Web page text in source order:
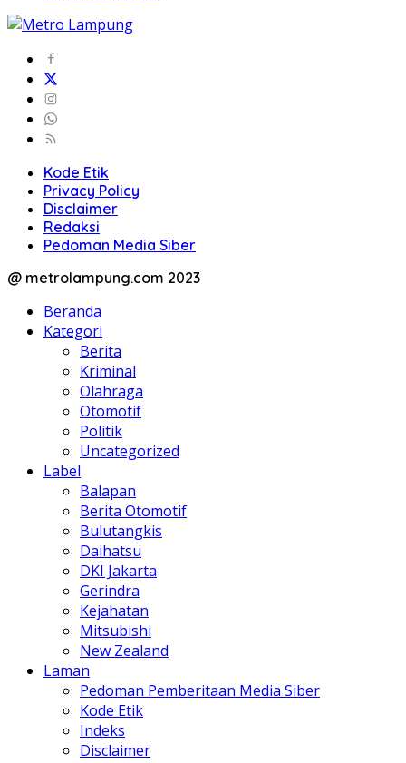
Kode Etik
Privacy Policy
Disclaimer
Redaksi
Pedoman Media Siber
@ metrolampung.com 2023
Beranda
Kategori
Berita
Kriminal
Olahraga
Otomotif
Politik
Uncategorized
Label
Balapan
Berita Otomotif
Bulutangkis
Daihatsu
DKI Jakarta
Gerindra
Kejahatan
Mitsubishi
New Zealand
Laman
Pedoman Pemberitaan Media Siber
Kode Etik
Indeks
Disclaimer